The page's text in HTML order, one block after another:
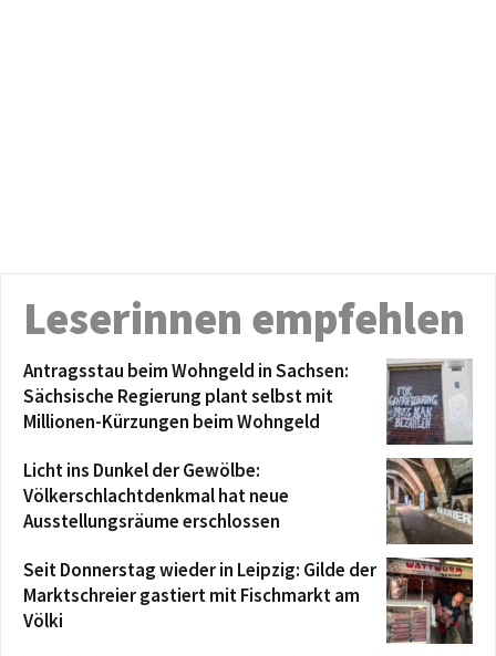
Leserinnen empfehlen
Antragsstau beim Wohngeld in Sachsen:
Sächsische Regierung plant selbst mit
Millionen-Kürzungen beim Wohngeld
Licht ins Dunkel der Gewölbe:
Völkerschlachtdenkmal hat neue
Ausstellungsräume erschlossen
Seit Donnerstag wieder in Leipzig: Gilde der
Marktschreier gastiert mit Fischmarkt am
Völki